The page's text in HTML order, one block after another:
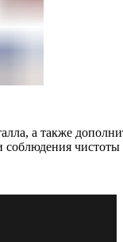
а также
чистоты